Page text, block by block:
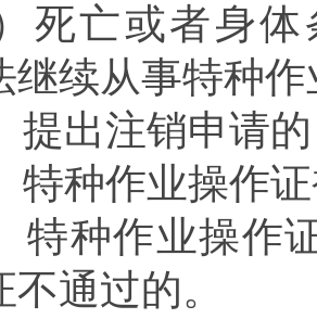
死亡或者身
继续从事特种
提出注销申请
特种作业操作
特种作业操作
通过的。